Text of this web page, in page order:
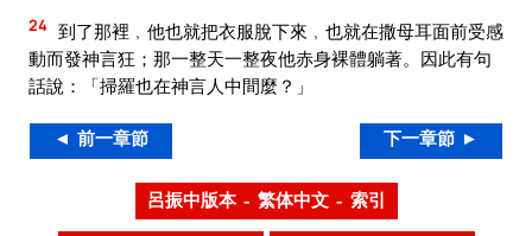
24 到了那裡﹐他也就把衣服脫下來﹐也就在撒母耳面前受感
動而發神言狂；那一整天一整夜他赤身裸體躺著。因此有句
話說：「掃羅也在神言人中間麼？」
◄ 前一章節 下一章節 ►
呂振中版本 – 繁体中文 – 索引